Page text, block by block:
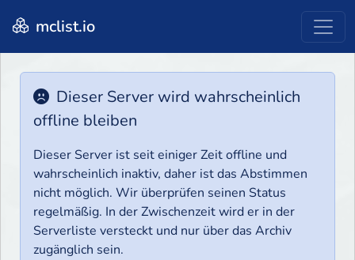
mclist.io
Dieser Server wird wahrscheinlich
offline bleiben
Dieser Server ist seit einiger Zeit offline und
wahrscheinlich inaktiv, daher ist das Abstimmen
nicht möglich. Wir überprüfen seinen Status
regelmäßig. In der Zwischenzeit wird er in der
Serverliste versteckt und nur über das Archiv
zugänglich sein.